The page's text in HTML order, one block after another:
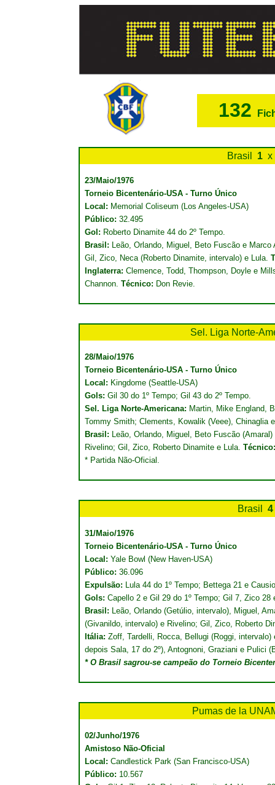
132
Brasil 1 x
23/Maio/1976
Torneio Bicentenário-USA - Turno Único
Local: Memorial Coliseum (Los Angeles-USA)
Público: 32.495
Gol: Roberto Dinamite 44 do 2º Tempo.
Brasil: Leão, Orlando, Miguel, Beto Fuscão e
Gil, Zico, Neca (Roberto Dinamite, intervalo) e Lula.
Inglaterra: Clemence, Todd, Thompson, Doyle e
Channon. Técnico: Don Revie.
Sel. Liga Norte-
28/Maio/1976
Torneio Bicentenário-USA - Turno Único
Local: Kingdome (Seattle-USA)
Gols: Gil 30 do 1º Tempo; Gil 43 do 2º Tempo.
Sel. Liga Norte-Americana: Martin, Mike England,
Tommy Smith; Clements, Kowalik (Veee), Chinaglia
Brasil: Leão, Orlando, Miguel, Beto Fuscão
Rivelino; Gil, Zico, Roberto Dinamite e Lula. Técnico:
* Partida Não-Oficial.
Brasil 4
31/Maio/1976
Torneio Bicentenário-USA - Turno Único
Local: Yale Bowl (New Haven-USA)
Público: 36.096
Expulsão: Lula 44 do 1º Tempo; Bettega 21 e
Gols: Capello 2 e Gil 29 do 1º Tempo; Gil 7, Zico 28
Brasil: Leão, Orlando (Getúlio, intervalo), Miguel,
(Givanildo, intervalo) e Rivelino; Gil, Zico, Roberto
Itália: Zoff, Tardelli, Rocca, Bellugi (Roggi,
depois Sala, 17 do 2º), Antognoni, Graziani e Pulici
* O Brasil sagrou-se campeão do Torneio
Pumas de la
02/Junho/1976
Amistoso Não-Oficial
Local: Candlestick Park (San Francisco-USA)
Público: 10.567